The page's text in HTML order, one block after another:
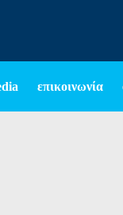
επικοινωνία